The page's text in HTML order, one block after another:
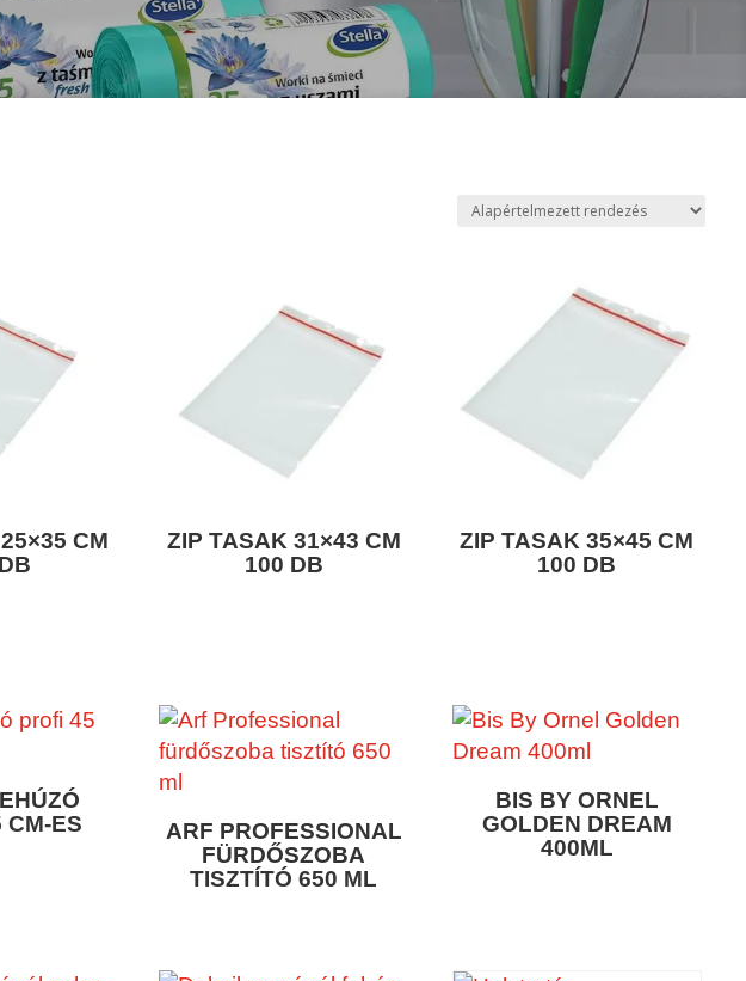
CM
ZIP TASAK 31×43 CM
100 DB
ZIP TASAK 35×45 CM
100 DB
CM-ES
ARF PROFESSIONAL
FÜRDŐSZOBA
TISZTÍTÓ 650 ML
BIS BY ORNEL
GOLDEN DREAM
400ML